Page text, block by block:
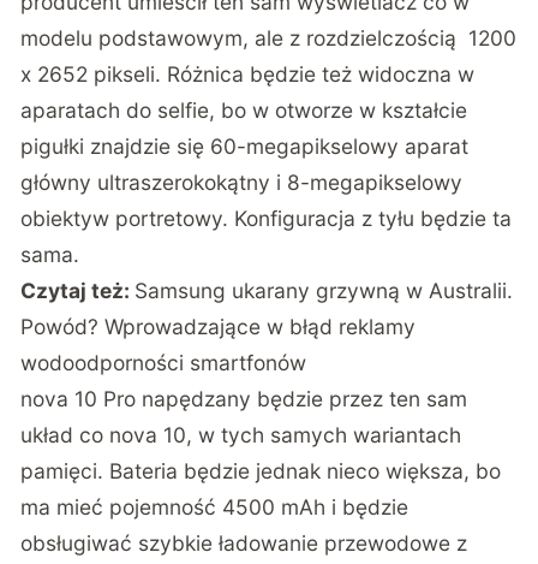
modelu podstawowym, ale z rozdzielczością 1200
x 2652 pikseli. Różnica będzie też widoczna w
aparatach do selfie, bo w otworze w kształcie
pigułki znajdzie się 60-megapikselowy aparat
główny ultraszerokokątny i 8-megapikselowy
obiektyw portretowy. Konfiguracja z tyłu będzie ta
sama.
Czytaj też: Samsung ukarany grzywną w Australii.
Powód? Wprowadzające w błąd reklamy
wodoodporności smartfonów
nova 10 Pro napędzany będzie przez ten sam
układ co nova 10, w tych samych wariantach
pamięci. Bateria będzie jednak nieco większa, bo
ma mieć pojemność 4500 mAh i będzie
obsługiwać szybkie ładowanie przewodowe z